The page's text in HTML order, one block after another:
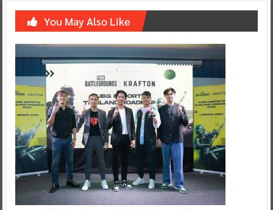
You May Also Like